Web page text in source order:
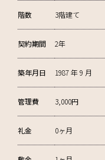
階数 3階建て
契約期間 2年
築年月日 1987 年 9 月
管理費 3,000円
礼金 0ヶ月